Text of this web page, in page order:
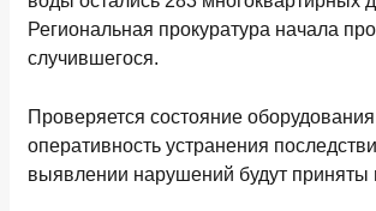
Региональная прокуратура начала
случившегося.
Проверяется состояние
оперативность устранения
выявлении нарушений будут